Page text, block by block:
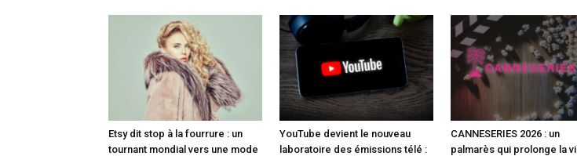
Etsy dit stop à la fourrure : un
tournant mondial vers une mode
YouTube devient le nouveau
laboratoire des émissions télé :
CANNESERIES 2026 : un
palmarès qui prolonge la